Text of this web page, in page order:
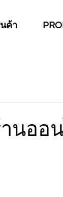
ค้า
นออ